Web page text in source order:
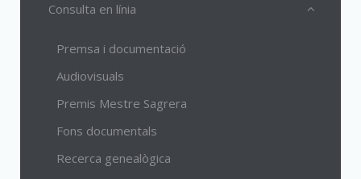
Consulta en línia
Premsa i documentació
Audiovisuals
Premis Mestre Sagrera
Fons documentals
Recerca genealògica